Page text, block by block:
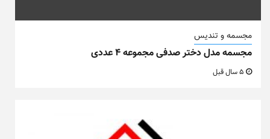
مجسمه و تندیس
مجسمه مدل دختر صدفی مجموعه ۴ عددی